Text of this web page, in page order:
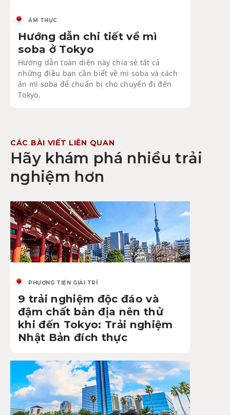
ẨM THỰC
Hướng dẫn chi tiết về mì
soba ở Tokyo
Hướng dẫn toàn diện này chia sẻ tất cả
những điều bạn cần biết về mì soba và cách
ăn mì soba để chuẩn bị cho chuyến đi đến
Tokyo.
CÁC BÀI VIẾT LIÊN QUAN
Hãy khám phá nhiều trải
nghiệm hơn
PHƯƠNG TIỆN GIẢI TRÍ
9 trải nghiệm độc đáo và
đậm chất bản địa nên thử
khi đến Tokyo: Trải nghiệm
Nhật Bản đích thực